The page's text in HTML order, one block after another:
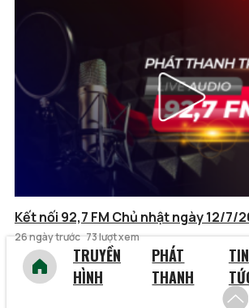
Kết nối 92,7 FM Chủ nhật ngày 12/7/
26 ngày trước 73 lượt xem
TRUYỀN
HÌNH
PHÁT
THANH
TIN